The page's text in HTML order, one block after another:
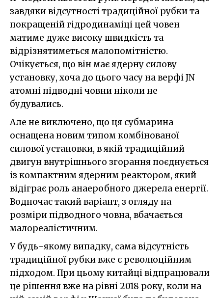
завдяки відсутності традиційної рубки та
покращеній гідродинаміці цей човен
матиме дуже високу швидкість та
відрізнятиметься малопомітністю.
Очікується, що він має ядерну силову
установку, хоча до цього часу на верфі JN
атомні підводні човни ніколи не
будувались.
Але не виключено, що ця субмарина
оснащена новим типом комбінованої
силової установки, в якій традиційний
двигун внутрішнього згорання поєднується
із компактним ядерним реактором, який
відіграє роль анаеробного джерела енергії.
Водночас такий варіант, з огляду на
розміри підводного човна, вбачається
малореалістичним.
У будь-якому випадку, сама відсутність
традиційної рубки вже є революційним
підходом. При цьому китайці відпрацювали
це рішення вже на рівні 2018 року, коли на